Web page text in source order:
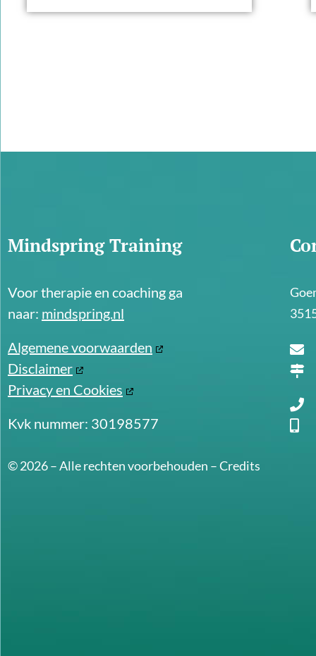
Mindspring Training
Voor therapie en coaching ga
naar: mindspring.nl
Algemene voorwaarden
Disclaimer
Privacy en Cookies
Kvk nummer: 30198577
© 2026 – Alle rechten voorbehouden –Credits